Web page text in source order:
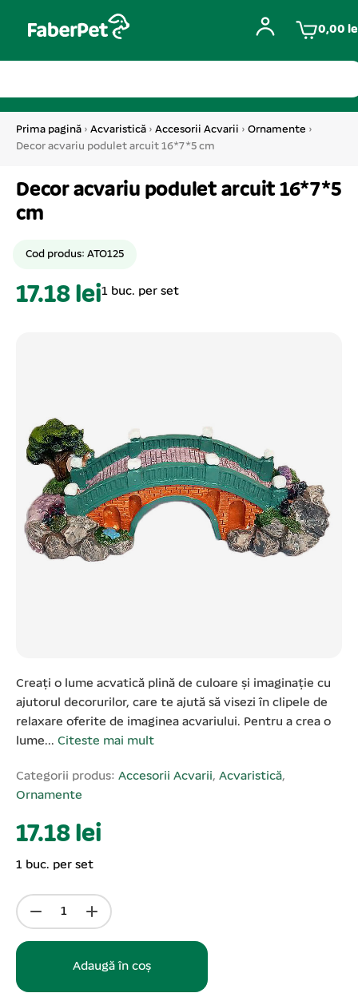
0,00
Prima pagină › Acvaristică › Accesorii Acvarii › Ornamente ›
Decor acvariu podulet arcuit 16*7*5 cm
Decor acvariu podulet arcuit 16*7*5
cm
Cod produs: ATO125
17.18 lei1 buc. per set
Creați o lume acvatică plină de culoare și imaginație cu
ajutorul decorurilor, care te ajută să visezi în clipele de
relaxare oferite de imaginea acvariului. Pentru a crea o
lume... Citeste mai mult
Categorii produs: Accesorii Acvarii, Acvaristică,
Ornamente
17.18 lei
1 buc. per set
Adaugă în coș